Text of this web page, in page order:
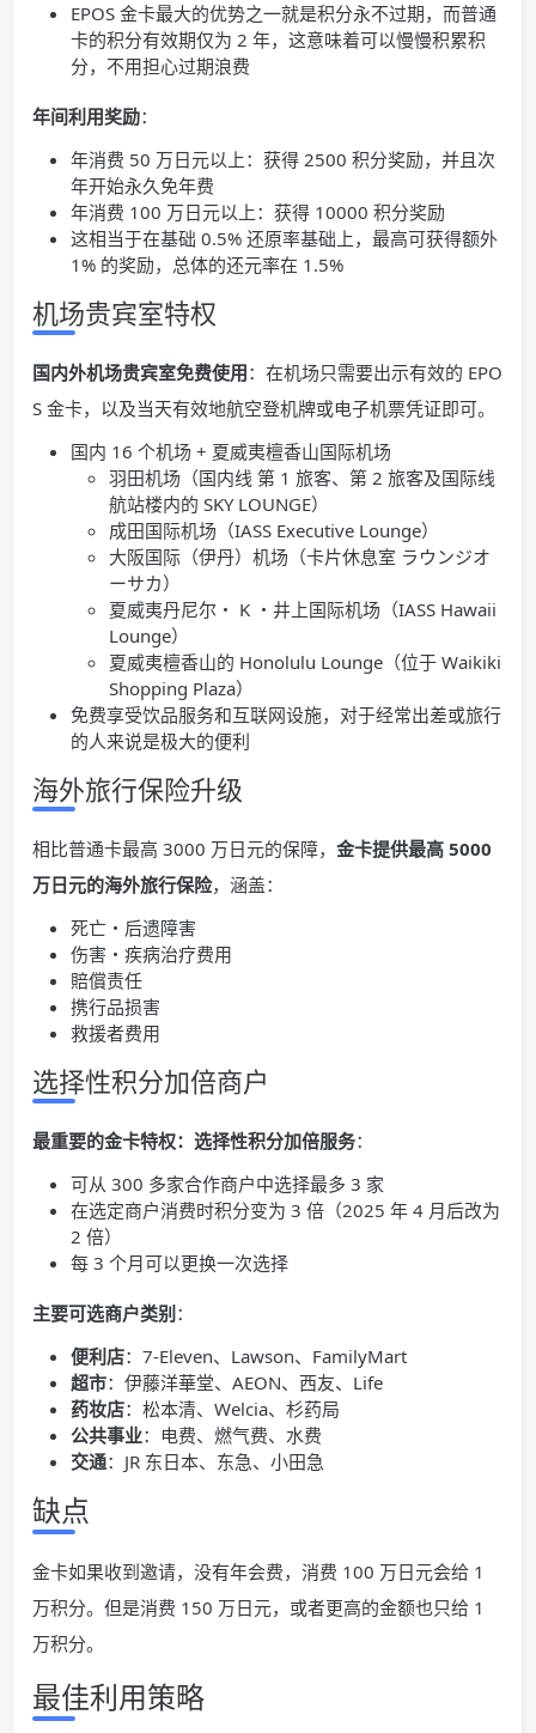
EPOS 金卡最大的优势之一就是积分永不过期，而普通
卡的积分有效期仅为 2 年，这意味着可以慢慢积累积
分，不用担心过期浪费
年间利用奖励：
年消费 50 万日元以上：获得 2500 积分奖励，并且次
年开始永久免年费
年消费 100 万日元以上：获得 10000 积分奖励
这相当于在基础 0.5% 还原率基础上，最高可获得额外
1% 的奖励，总体的还元率在 1.5%
机场贵宾室特权
国内外机场贵宾室免费使用：在机场只需要出示有效的 EPO
S 金卡，以及当天有效地航空登机牌或电子机票凭证即可。
国内 16 个机场 + 夏威夷檀香山国际机场
羽田机场（国内线 第 1 旅客、第 2 旅客及国际线
航站楼内的 SKY LOUNGE）
成田国际机场（IASS Executive Lounge）
大阪国际（伊丹）机场（卡片休息室 ラウンジオ
ーサカ）
夏威夷丹尼尔・ K ・井上国际机场（IASS Hawaii
Lounge）
夏威夷檀香山的 Honolulu Lounge（位于 Waikiki
Shopping Plaza）
免费享受饮品服务和互联网设施，对于经常出差或旅行
的人来说是极大的便利
海外旅行保险升级
相比普通卡最高 3000 万日元的保障， 金卡提供最高 5000
万日元的海外旅行保险，涵盖：
死亡・后遗障害
伤害・疾病治疗费用
賠償责任
携行品损害
救援者费用
选择性积分加倍商户
最重要的金卡特权：选择性积分加倍服务：
可从 300 多家合作商户中选择最多 3 家
在选定商户消费时积分变为 3 倍（2025 年 4 月后改为
2 倍）
每 3 个月可以更换一次选择
主要可选商户类别 ：
便利店：7-Eleven、Lawson、FamilyMart
超市：伊藤洋華堂、AEON、西友、Life
药妆店：松本清、Welcia、杉药局
公共事业：电费、燃气费、水费
交通：JR 东日本、东急、小田急
缺点
金卡如果收到邀请，没有年会费，消费 100 万日元会给 1
万积分。但是消费 150 万日元，或者更高的金额也只给 1
万积分。
最佳利用策略